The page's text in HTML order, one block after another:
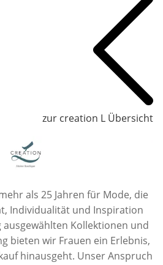
zur creation L Übersicht
als 25 Jahren für Mode, die
Individualität und Inspiration
Kollektionen und
bieten wir Frauen ein Erlebnis,
hinausgeht. Unser Anspruch